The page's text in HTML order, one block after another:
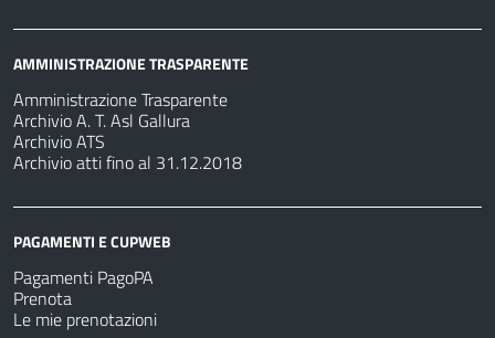
AMMINISTRAZIONE TRASPARENTE
Amministrazione Trasparente
Archivio A. T. Asl Gallura
Archivio ATS
Archivio atti fino al 31.12.2018
PAGAMENTI E CUPWEB
Pagamenti PagoPA
Prenota
Le mie prenotazioni